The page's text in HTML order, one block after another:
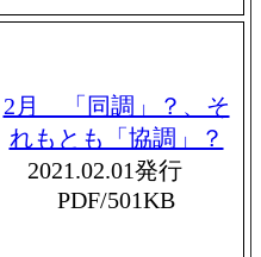
2月 「同調」？、そ
れもとも「協調」？
2021.02.01発行
PDF/501KB